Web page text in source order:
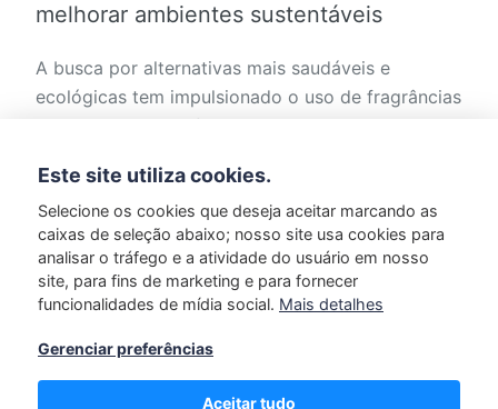
melhorar ambientes sustentáveis
A busca por alternativas mais saudáveis e
ecológicas tem impulsionado o uso de fragrâncias
naturais para transformar espaços de maneira
MORE
Postagens mais antigas Page 1 of 5
Este site utiliza cookies.
Selecione os cookies que deseja aceitar marcando as
caixas de seleção abaixo; nosso site usa cookies para
analisar o tráfego e a atividade do usuário em nosso
site, para fins de marketing e para fornecer
funcionalidades de mídia social. Mais detalhes
Gerenciar preferências
Aceitar tudo